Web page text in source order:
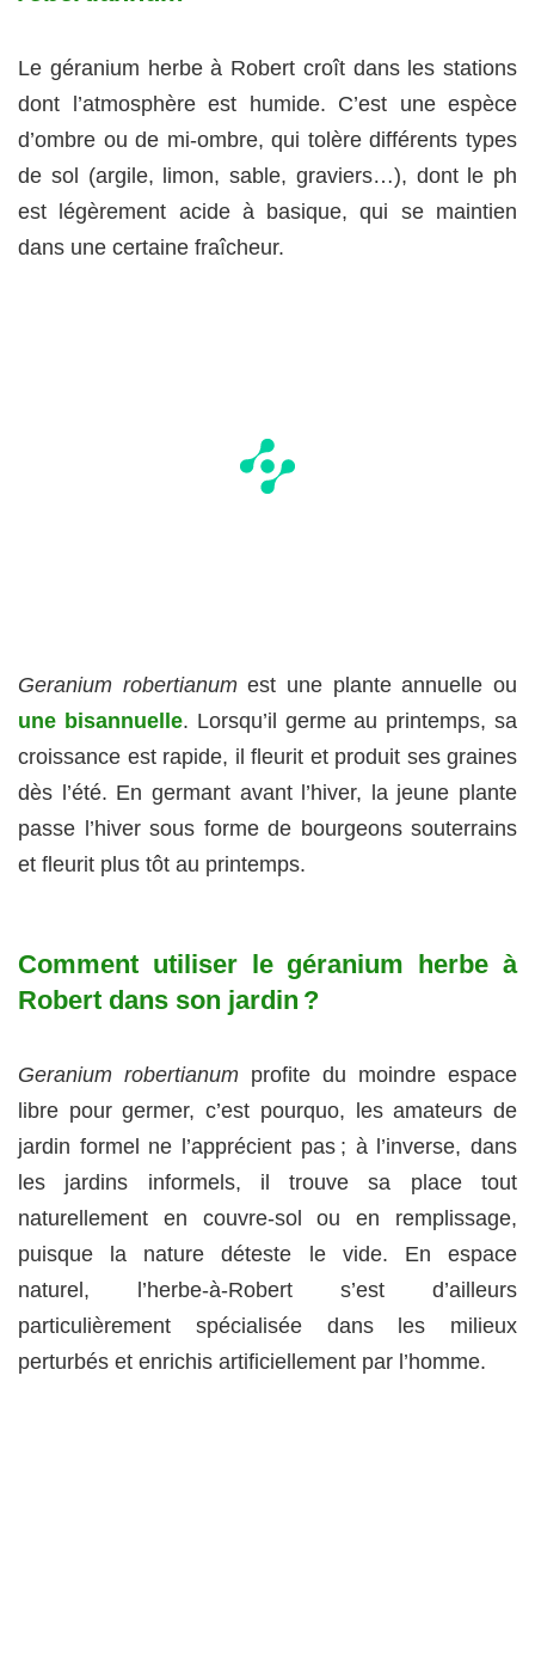
Le géranium herbe à Robert croît dans les stations
dont l’atmosphère est humide. C’est une espèce
d’ombre ou de mi-ombre, qui tolère différents types
de sol (argile, limon, sable, graviers…), dont le ph
est légèrement acide à basique, qui se maintien
dans une certaine fraîcheur.
Geranium robertianumest une plante annuelle ou
une bisannuelle. Lorsqu’il germe au printemps, sa
croissance est rapide, il fleurit et produit ses graines
dès l’été. En germant avant l’hiver, la jeune plante
passe l’hiver sous forme de bourgeons souterrains
et fleurit plus tôt au printemps.
Comment utiliser le géranium herbe à
Robert dans son jardin ?
Geranium robertianum profite du moindre espace
libre pour germer, c’est pourquo, les amateurs de
jardin formel ne l’apprécient pas ; à l’inverse, dans
les jardins informels, il trouve sa place tout
naturellement en couvre-sol ou en remplissage,
puisque la nature déteste le vide. En espace
naturel, l’herbe-à-Robert s’est d’ailleurs
particulièrement spécialisée dans les milieux
perturbés et enrichis artificiellement par l’homme.